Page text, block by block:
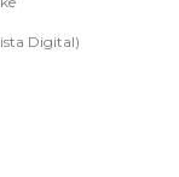
Digital)